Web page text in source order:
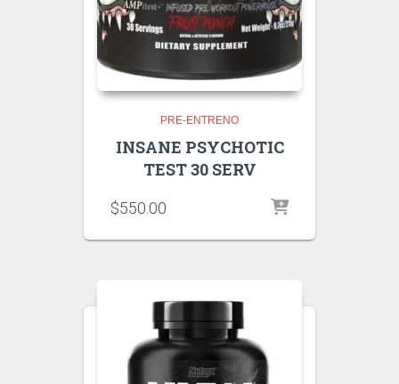
PRE-ENTRENO
INSANE PSYCHOTIC
TEST 30 SERV
$550.00